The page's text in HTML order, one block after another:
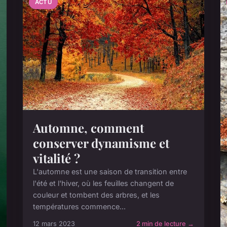
ACTU
Automne, comment
conserver dynamisme et
vitalité ?
L'automne est une saison de transition entre
l'été et l'hiver, où les feuilles changent de
couleur et tombent des arbres, et les
températures commence...
12 mars 2023 2 min de lecture →